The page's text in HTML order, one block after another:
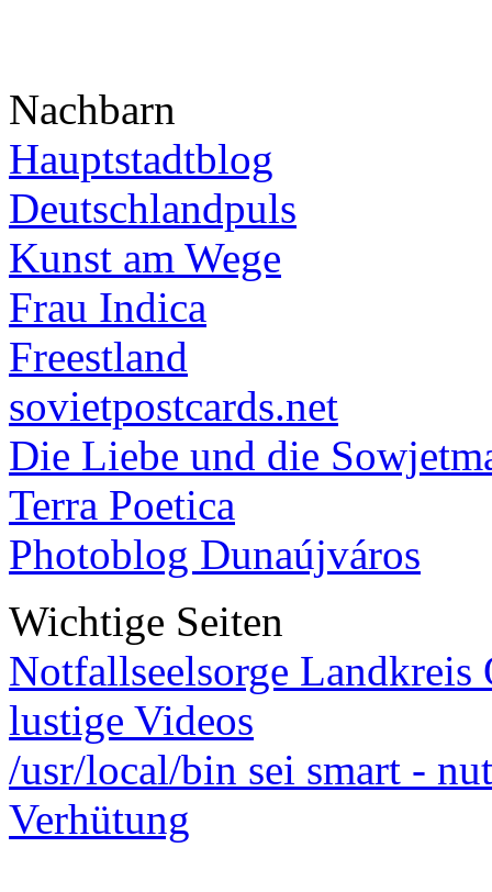
Nachbarn
Hauptstadtblog
Deutschlandpuls
Kunst am Wege
Frau Indica
Freestland
sovietpostcards.net
Die Liebe und die
Terra Poetica
Photoblog Dunaújváros
Wichtige Seiten
Notfallseelsorge Landkreis
lustige Videos
/usr/local/bin sei smart -
Verhütung